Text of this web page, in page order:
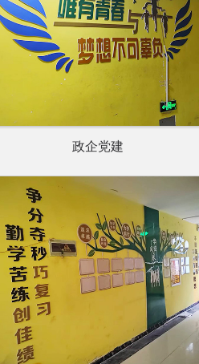
政企党建